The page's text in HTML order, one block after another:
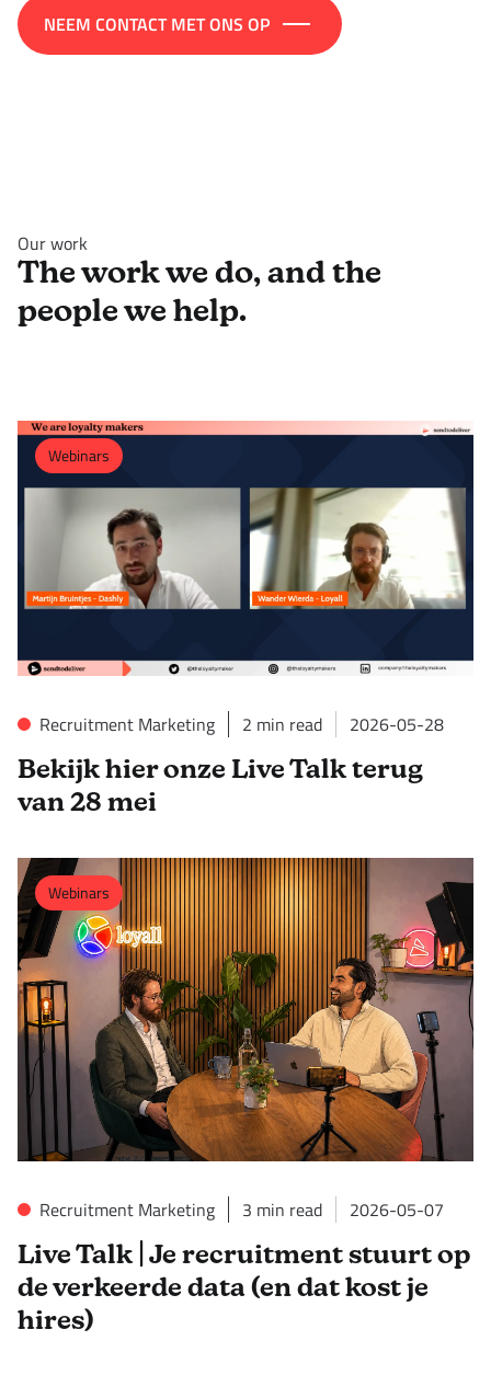
NEEM CONTACT MET ONS OP
Our work
The work we do, and the
people we help.
Webinars
Recruitment Marketing 2 min read 2026-05-28
Bekijk hier onze Live Talk terug
van 28 mei
Webinars
Recruitment Marketing 3 min read 2026-05-07
Live Talk | Je recruitment stuurt op
de verkeerde data (en dat kost je
hires)